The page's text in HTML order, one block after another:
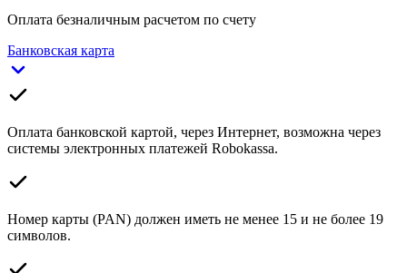
Оплата безналичным расчетом по счету
Банковская карта
Оплата банковской картой, через Интернет, возможна через
системы электронных платежей Robokassa.
Номер карты (PAN) должен иметь не менее 15 и не более 19
символов.